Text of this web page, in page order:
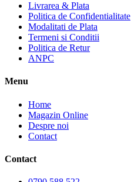
Livrarea & Plata
Politica de Confidentialitate
Modalitati de Plata
Termeni si Conditii
Politica de Retur
ANPC
Menu
Home
Magazin Online
Despre noi
Contact
Contact